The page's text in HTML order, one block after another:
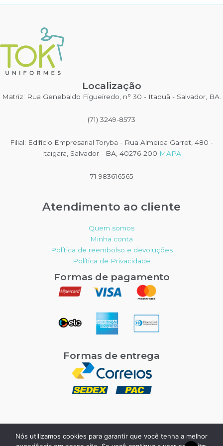
variantes.
podem
ser
escolhidas
na
do
variantes.
do
Localização
Matriz: Rua Genebaldo Figueiredo, n° 30 - Itapuã - Salvador, BA.
(71) 3249-8573
Filial: Edifício Empresarial Toryba - Rua Almeida Garret, 480 -
Itaigara, Salvador - BA, 40276-200 MAPA
71 983616565
Atendimento ao cliente
Quem somos
Minha conta
Política de reembolso e devoluções
Política de Privacidade
Formas de pagamento
Formas de entrega
Copyright © 2026 Tok Uniformes
Nós utilizamos cookies para garantir que você tenha a melhor